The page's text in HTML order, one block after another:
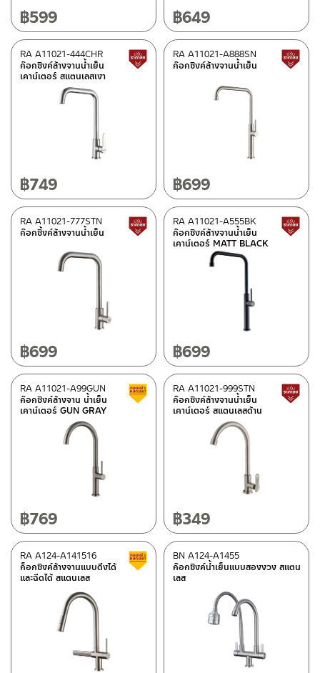
฿599 ฿649
ก๊อกซิงค์ล้างจานน้ำเย็น
เคาน์เตอร์ สแตนเลสเงา
RA A11021-444CHR สินค้าปรับราคาลดลง
฿749
ก๊อกซิงค์ล้างจานน้ำเย็น
RA A11021-A888SN
฿699
ก๊อกซิ้งค์ล้างจานน้ำเย็น
RA A11021-777STN สินค้าปรับราคาลดลง
฿699
ก๊อกซิงค์ล้างจานน้ำเย็น
เคาน์เตอร์ MATT BLACK
RA A11021-A555BK
฿699
ก๊อกซิงค์ล้างจาน น้ำเย็น
เคาน์เตอร์ GUN GRAY
RA A11021-A99GUN สินค้าลดราคา เคลียร์สต็อก
฿769
ก๊อกซิงค์ล้างจานน้ำเย็น
เคาน์เตอร์ สแตนเลสด้าน
RA A11021-999STN
฿349
ก็อกซิงค์ล้างจานแบบดึงได้
และฉีดได้ สแตนเลส
RA A124-A141516 สินค้าลดราคา เคลียร์สต็อก
ก๊อกซิงค์น้ำเย็นแบบสองงวง สแตน
เลส
BN A124-A1455